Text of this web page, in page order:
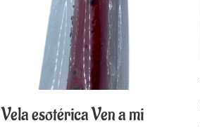
Vela esotérica Ven a mi